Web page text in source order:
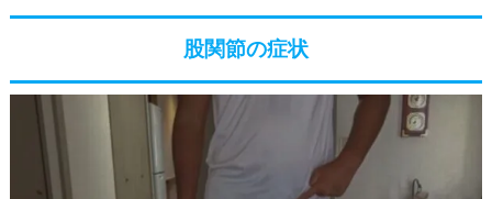
股関節の症状